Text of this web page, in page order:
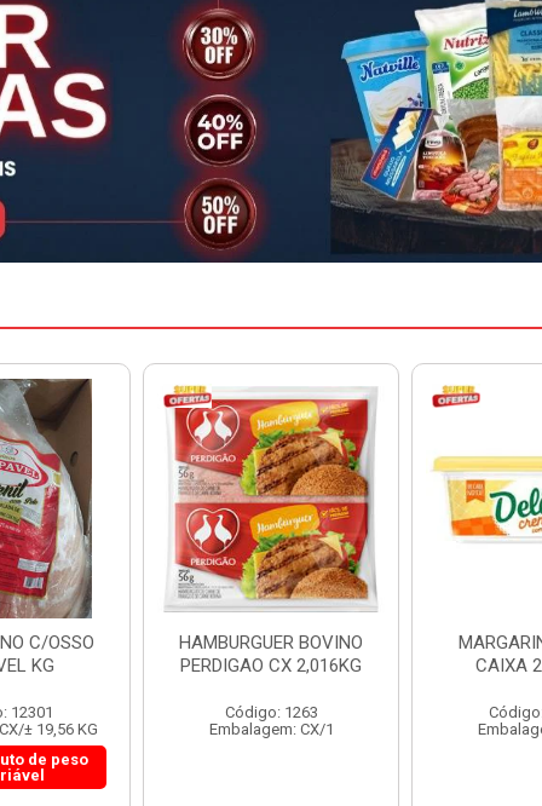
BOVINO
2,016KG
1263
CX/1
MARGARINA DELINE
CAIXA 24X250G
Código: 12886
Embalagem: CX/1
CAIXA